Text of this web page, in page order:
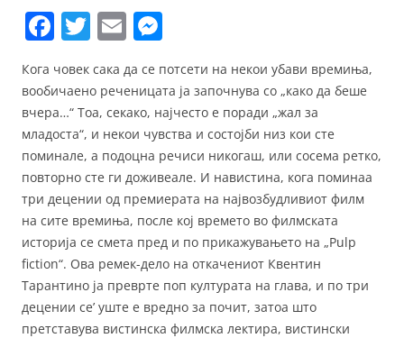
F
c
e
b
o
o
k
T
itt
er
E
ai
l
ss
e
n
g
er
Кога човек сака да се потсети на некои убави времиња,
вообичаено реченицата ја започнува со „како да беше
вчера…“ Тоа, секако, најчесто е поради „жал за
младоста“, и некои чувства и состојби низ кои сте
поминале, а подоцна речиси никогаш, или сосема ретко,
повторно сте ги доживеале. И навистина, кога поминаа
три децении од премиерата на нaјвозбудливиот филм
на сите времиња, после кој времето во филмската
историја се смета пред и по прикажувањето на „Pulp
fiction“. Ова ремек-дело на откачениот Квентин
Тарантино ја преврте поп културата на глава, и по три
децении се’ уште е вредно за почит, затоа што
претставува вистинска филмска лектира, вистински